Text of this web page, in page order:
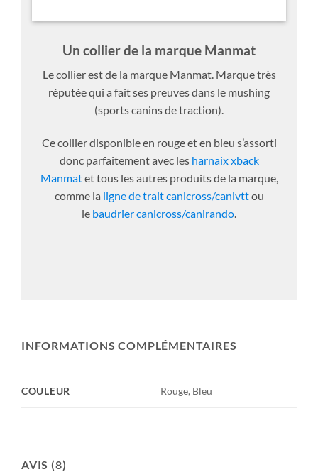
52.20 €
38.20 €
Un collier de la marque Manmat
Le collier est de la marque Manmat. Marque très
réputée qui a fait ses preuves dans le mushing
(sports canins de traction).
Ce collier disponible en rouge et en bleu s’assorti
donc parfaitement avec les harnaix xback
Manmatet tous les autres produits de la marque,
comme la ligne de trait canicross/canivttou
le baudrier canicross/canirando.
INFORMATIONS COMPLÉMENTAIRES
COULEUR Rouge, Bleu
AVIS (8)